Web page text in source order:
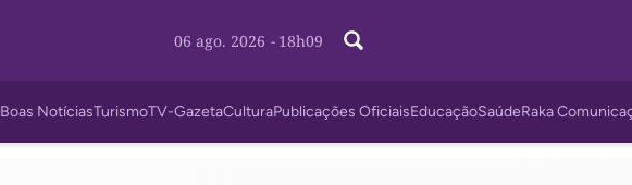
06 ago. 2026 - 18h09
Boas NotíciasTurismoTV-GazetaCulturaPublicações OficiaisEducaçãoSaúdeRaka